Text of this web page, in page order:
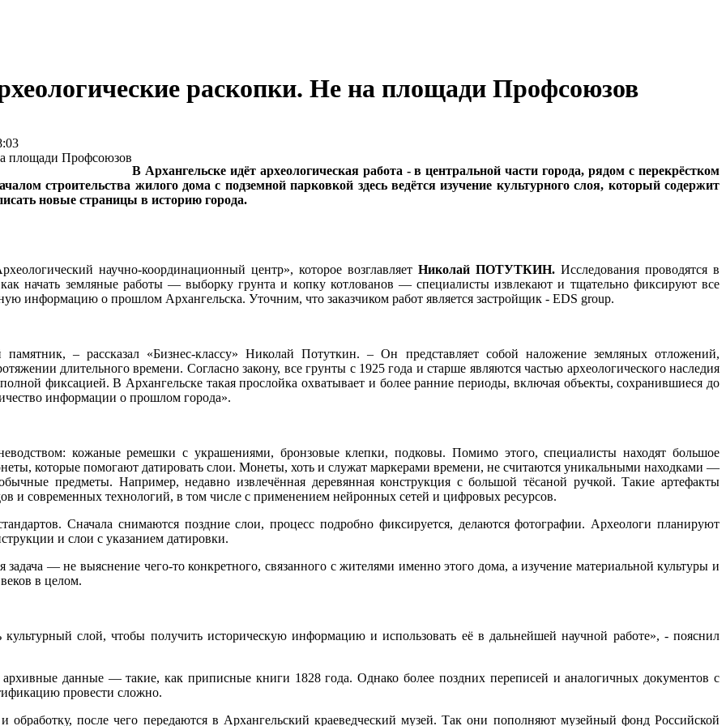
раскопки. Не на площади Профсоюзов
В Архангельске идёт археологическая работа - в центральной части города, рядом с перекрёстком
строительства жилого дома с подземной парковкой здесь ведётся изучение культурного слоя, который содержит
новые страницы в историю города.
научно-координационный центр», которое возглавляет Николай ПОТУТКИН. Исследования проводятся в
как начать земляные работы — выборку грунта и копку котлованов — специалисты извлекают и тщательно фиксируют все
информацию о прошлом Архангельска. Уточним, что заказчиком работ является застройщик - EDS group.
– рассказал «Бизнес-классу» Николай Потуткин. – Он представляет собой наложение земляных отложений,
длительного времени. Согласно закону, все грунты с 1925 года и старше являются частью археологического наследия
фиксацией. В Архангельске такая прослойка охватывает и более ранние периоды, включая объекты, сохранившиеся до
информации о прошлом города».
кожаные ремешки с украшениями, бронзовые клепки, подковы. Помимо этого, специалисты находят большое
которые помогают датировать слои. Монеты, хоть и служат маркерами времени, не считаются уникальными находками —
предметы. Например, недавно извлечённая деревянная конструкция с большой тёсаной ручкой. Такие артефакты
и современных технологий, в том числе с применением нейронных сетей и цифровых ресурсов.
Сначала снимаются поздние слои, процесс подробно фиксируется, делаются фотографии. Археологи планируют
и слои с указанием датировки.
— не выяснение чего-то конкретного, связанного с жителями именно этого дома, а изучение материальной культуры и
в целом.
культурный слой, чтобы получить историческую информацию и использовать её в дальнейшей научной работе», - пояснил
данные — такие, как приписные книги 1828 года. Однако более поздних переписей и аналогичных документов с
провести сложно.
после чего передаются в Архангельский краеведческий музей. Так они пополняют музейный фонд Российской